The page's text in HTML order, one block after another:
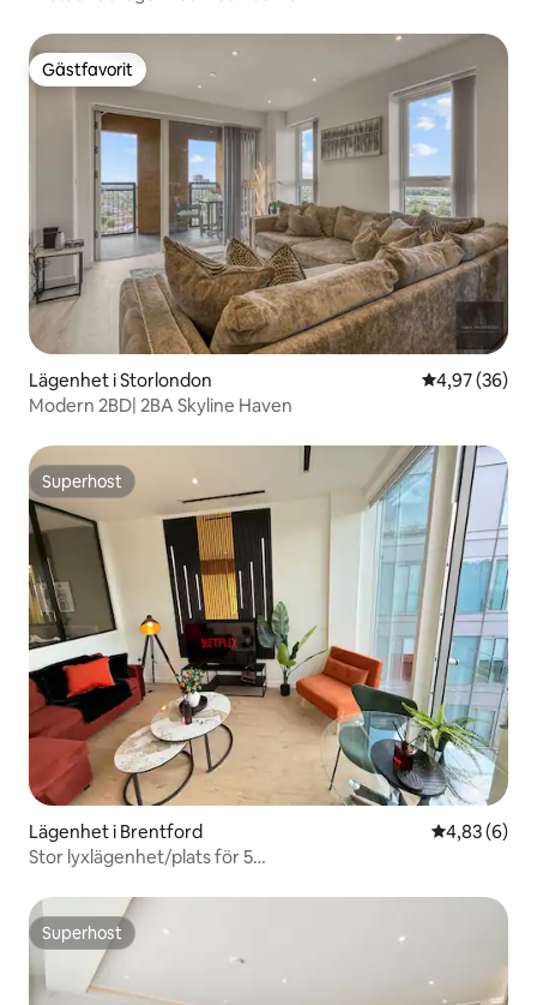
Gästfavorit
Gästfavorit
Lägenhet i Storlondon 4,97 av 5 i
4,97 (36)
Modern 2BD| 2BA Skyline Haven
Superhost
Superhost
Lägenhet i Brentford 4,83 av 5 i
4,83 (6)
Stor lyxlägenhet/plats för 5
Superhost
Superhost